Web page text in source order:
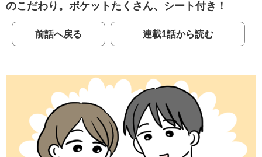
のこだわり。ポケットたくさん、シート付き！
前話へ戻る 連載1話から読む